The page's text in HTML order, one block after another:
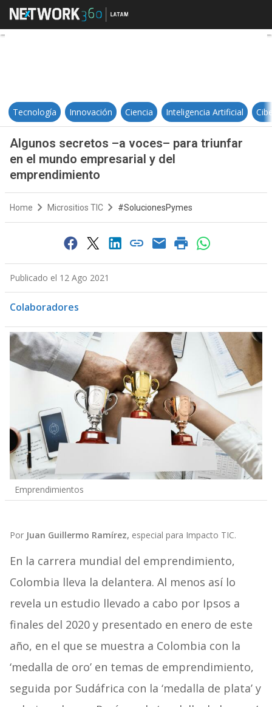
Algunos secretos –a voces–
Tecnología Innovación Ciencia Inteligencia Artificial
Algunos secretos –a voces– para triunfar
en el mundo empresarial y del
emprendimiento
Home Micrositios TIC #SolucionesPymes
Publicado el 12 Ago 2021
Colaboradores
Emprendimientos
Por Juan Guillermo Ramírez, especial para Impacto TIC.
En la carrera mundial del emprendimiento,
Colombia lleva la delantera. Al menos así lo
revela un estudio llevado a cabo por Ipsos a
finales del 2020 y presentado en enero de este
año, en el que se muestra a Colombia con la
‘medalla de oro’ en temas de emprendimiento,
seguida por Sudáfrica con la ‘medalla de plata’ y